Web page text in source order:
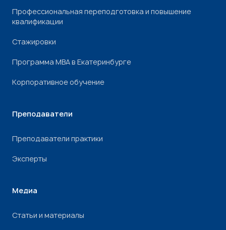
Профессиональная переподготовка и повышение
квалификации
Стажировки
Программа МВА в Екатеринбурге
Корпоративное обучение
Преподаватели
Преподаватели практики
Эксперты
Медиа
Статьи и материалы